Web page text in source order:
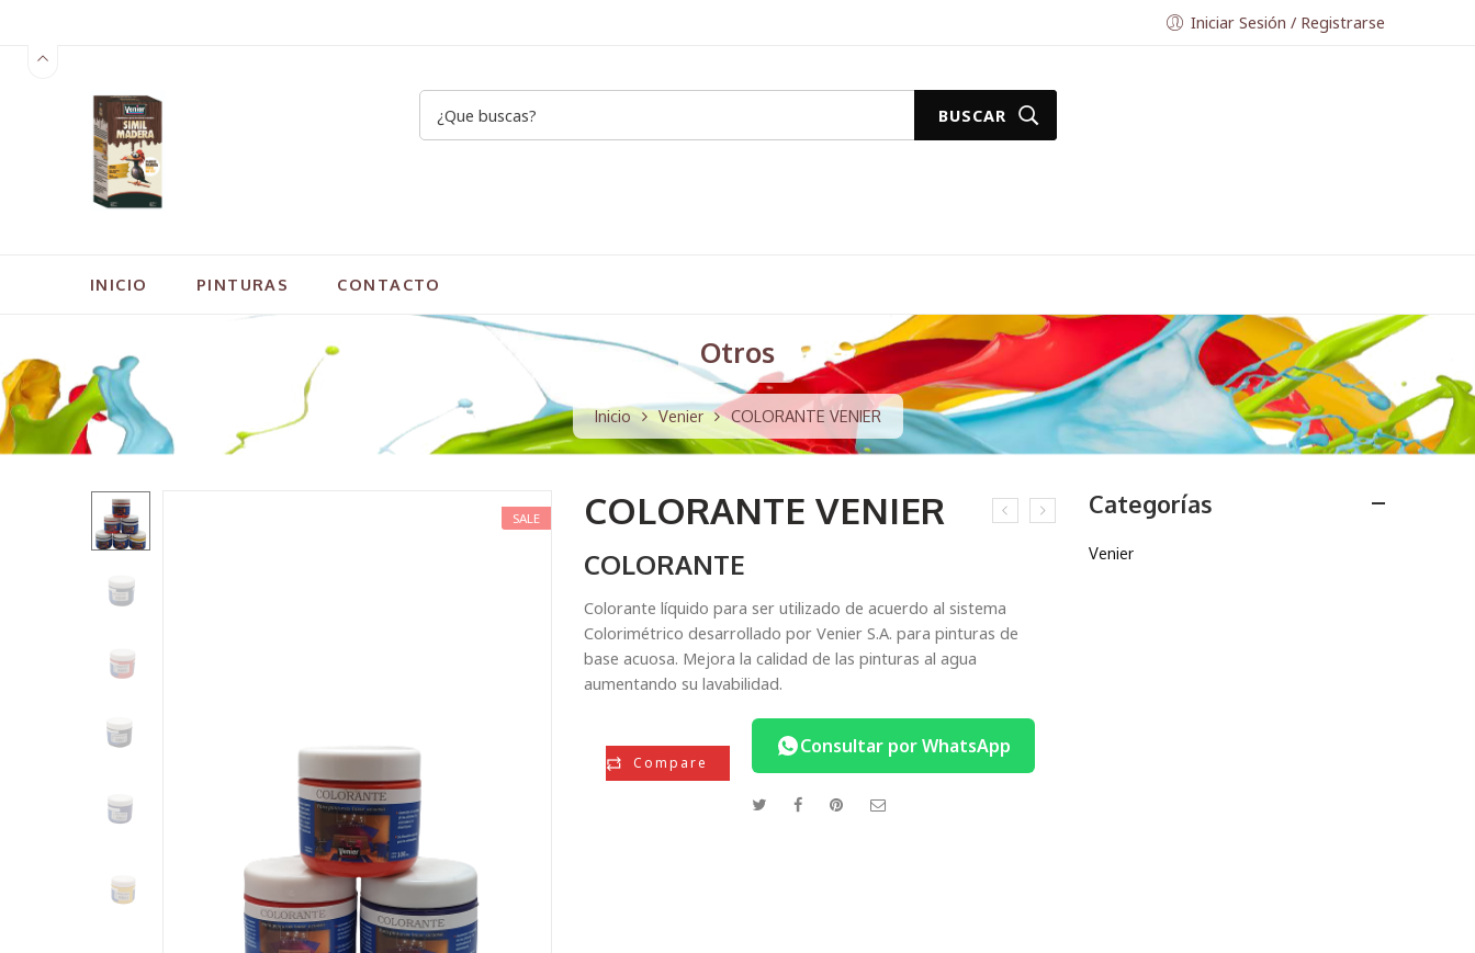
Iniciar Sesión / Registrarse
BUSCAR
INICIO PINTURAS CONTACTO
Otros
Inicio Venier COLORANTE VENIER
SALE COLORANTE VENIER
COLORANTE
Colorante líquido para ser utilizado de acuerdo al sistema
Colorimétrico desarrollado por Venier S.A. para pinturas de
base acuosa. Mejora la calidad de las pinturas al agua
aumentando su lavabilidad.
Consultar por WhatsApp
Compare
Categorías
Venier